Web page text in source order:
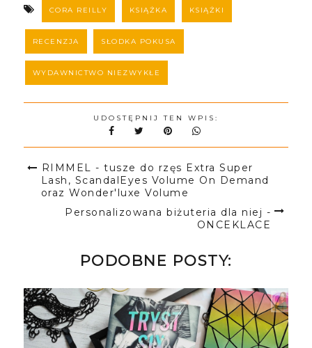
CORA REILLY KSIĄŻKA KSIĄŻKI
RECENZJA SŁODKA POKUSA
WYDAWNICTWO NIEZWYKŁE
UDOSTĘPNIJ TEN WPIS:
RIMMEL - tusze do rzęs Extra Super
Lash, ScandalEyes Volume On Demand
oraz Wonder'luxe Volume
Personalizowana biżuteria dla niej -
ONCEKLACE
PODOBNE POSTY: